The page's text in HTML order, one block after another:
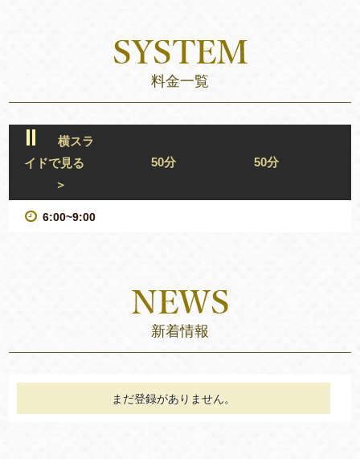
料金一覧
横スラ
イドで見る
＞
50分 50分
6:00~9:00
新着情報
まだ登録がありません。